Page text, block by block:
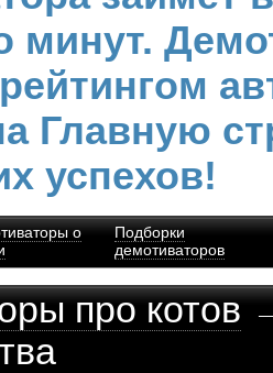
минут.
Главную
успехов!
о
Подборки
демотиваторов
про котов